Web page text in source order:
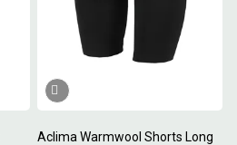
Aclima Warmwool Shorts Long